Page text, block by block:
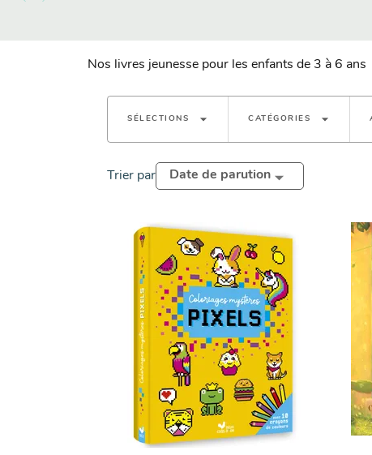
Nos livres jeunesse pour les enfants de 3 à 6 ans
SÉLECTIONS arrow_drop_down CATÉGORIES arrow_drop_down
Trier par Date de parution